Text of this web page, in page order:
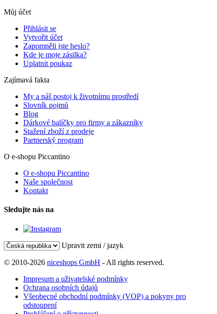
Můj účet
Přihlásit se
Vytvořit účet
Zapomněli jste heslo?
Kde je moje zásilka?
Uplatnit poukaz
Zajímavá fakta
My a náš postoj k životnímu prostředí
Slovník pojmů
Blog
Dárkové balíčky pro firmy a zákazníky
Stažení zboží z prodeje
Partnerský program
O e-shopu Piccantino
O e-shopu Piccantino
Naše společnost
Kontakt
Sledujte nás na
Upravit zemi / jazyk
© 2010-2026 niceshops GmbH - All rights reserved.
Impresum a uživatelské podmínky
Ochrana osobních údajů
Všeobecné obchodní podmínky (VOP) a pokyny pro
odstoupení